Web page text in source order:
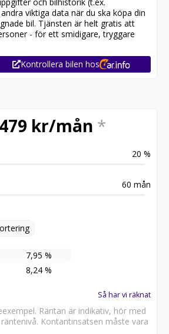
viktiga data när du ska köpa din
bil. Tjänsten är helt gratis att
- för ett smidigare, tryggare
Kontrollera bilen hos
kr/mån *
20 %
60 mån
7,95 %
8,24 %
Så har vi räknat
Räntan är indikativ, hör med
Kontantinsatsen måste vara